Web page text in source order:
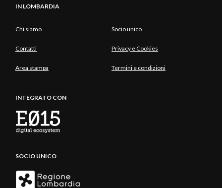
IN LOMBARDIA
Chi siamo Socio unico
Contatti Privacy e Cookies
Area stampa Termini e condizioni
INTEGRATO CON
SOCIO UNICO